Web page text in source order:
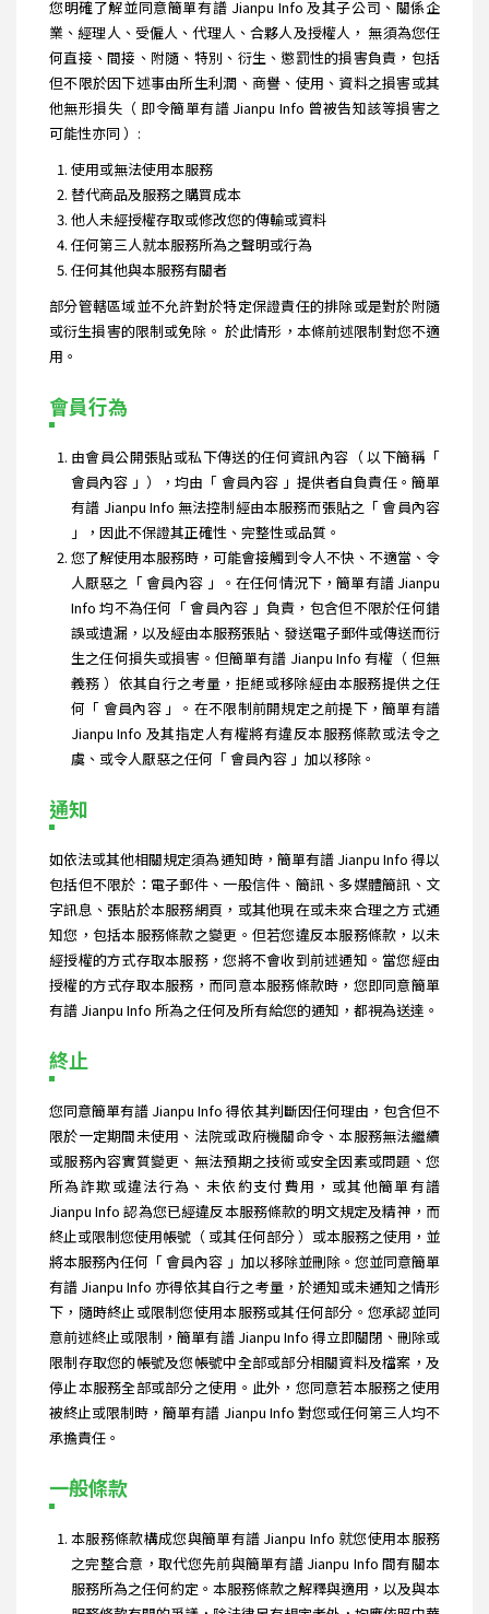
您明確了解並同意簡單有譜 Jianpu Info 及其子公司、關係企
業、經理人、受僱人、代理人、合夥人及授權人， 無須為您任
何直接、間接、附隨、特別、衍生、懲罰性的損害負責，包括
但不限於因下述事由所生利潤、商譽、使用、資料之損害或其
他無形損失（ 即令簡單有譜 Jianpu Info 曾被告知該等損害之
可能性亦同 ）:
使用或無法使用本服務
替代商品及服務之購買成本
他人未經授權存取或修改您的傳輸或資料
任何第三人就本服務所為之聲明或行為
任何其他與本服務有關者
部分管轄區域並不允許對於特定保證責任的排除或是對於附隨
或衍生損害的限制或免除。 於此情形，本條前述限制對您不適
用。
會員行為
由會員公開張貼或私下傳送的任何資訊內容（ 以下簡稱「
會員內容 」），均由「 會員內容 」提供者自負責任。簡單
有譜 Jianpu Info 無法控制經由本服務而張貼之「 會員內容
」，因此不保證其正確性、完整性或品質。
您了解使用本服務時，可能會接觸到令人不快、不適當、令
人厭惡之「 會員內容 」。在任何情況下，簡單有譜 Jianpu
Info 均不為任何「 會員內容 」負責，包含但不限於任何錯
誤或遺漏，以及經由本服務張貼、發送電子郵件或傳送而衍
生之任何損失或損害。但簡單有譜 Jianpu Info 有權（ 但無
義務 ）依其自行之考量，拒絕或移除經由本服務提供之任
何「 會員內容 」。在不限制前開規定之前提下，簡單有譜
Jianpu Info 及其指定人有權將有違反本服務條款或法令之
虞、或令人厭惡之任何「 會員內容 」加以移除。
通知
如依法或其他相關規定須為通知時，簡單有譜 Jianpu Info 得以
包括但不限於：電子郵件、一般信件、簡訊、多媒體簡訊、文
字訊息、張貼於本服務網頁，或其他現在或未來合理之方式通
知您，包括本服務條款之變更。但若您違反本服務條款，以未
經授權的方式存取本服務，您將不會收到前述通知。當您經由
授權的方式存取本服務，而同意本服務條款時，您即同意簡單
有譜 Jianpu Info 所為之任何及所有給您的通知，都視為送達。
終止
您同意簡單有譜 Jianpu Info 得依其判斷因任何理由，包含但不
限於一定期間未使用、法院或政府機關命令、本服務無法繼續
或服務內容實質變更、無法預期之技術或安全因素或問題、您
所為詐欺或違法行為、未依約支付費用，或其他簡單有譜
Jianpu Info 認為您已經違反本服務條款的明文規定及精神，而
終止或限制您使用帳號（ 或其任何部分 ）或本服務之使用，並
將本服務內任何「 會員內容 」加以移除並刪除。您並同意簡單
有譜 Jianpu Info 亦得依其自行之考量，於通知或未通知之情形
下，隨時終止或限制您使用本服務或其任何部分。您承認並同
意前述終止或限制，簡單有譜 Jianpu Info 得立即關閉、刪除或
限制存取您的帳號及您帳號中全部或部分相關資料及檔案，及
停止本服務全部或部分之使用。此外，您同意若本服務之使用
被終止或限制時，簡單有譜 Jianpu Info 對您或任何第三人均不
承擔責任。
一般條款
本服務條款構成您與簡單有譜 Jianpu Info 就您使用本服務
之完整合意，取代您先前與簡單有譜 Jianpu Info 間有關本
服務所為之任何約定。本服務條款之解釋與適用，以及與本